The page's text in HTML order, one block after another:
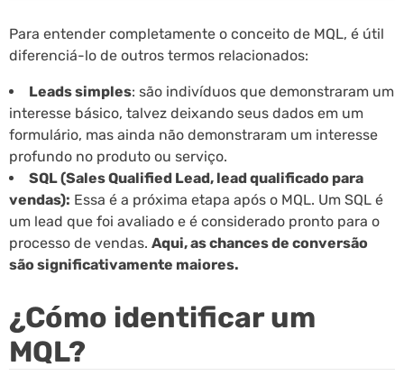
Para entender completamente o conceito de MQL, é útil
diferenciá-lo de outros termos relacionados:
Leads simples: são indivíduos que demonstraram um
interesse básico, talvez deixando seus dados em um
formulário, mas ainda não demonstraram um interesse
profundo no produto ou serviço.
SQL (Sales Qualified Lead, lead qualificado para
vendas): Essa é a próxima etapa após o MQL. Um SQL é
um lead que foi avaliado e é considerado pronto para o
processo de vendas. Aqui, as chances de conversão
são significativamente maiores.
¿Cómo identificar um
MQL?